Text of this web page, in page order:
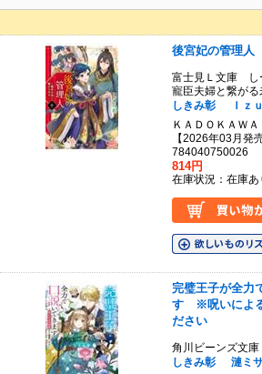
後宮妃の管理
富士見Ｌ文庫 し
寵臣夫婦と繋が
しきみ彰
Ｉｚ
ＫＡＤＯＫＡＷＡ
【2026年03月
784040750026
814円
在庫状況：在庫あ
完璧王子が全力
す ※呪いによる
ださい
角川ビーンズ文
しきみ彰
漣ミ